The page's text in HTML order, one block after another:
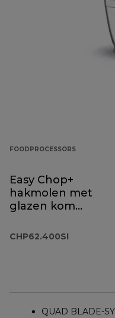
FOODPROCESSORS
Easy Chop+
hakmolen met
glazen kom
CHP62.400SI
QUAD BLADE-